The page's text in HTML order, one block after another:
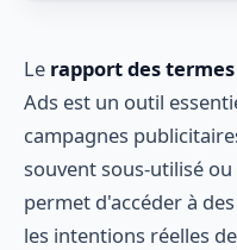
Le rapport des
Ads est un outil
campagnes
souvent sous-utilisé
permet d'accéder à
les intentions réelles